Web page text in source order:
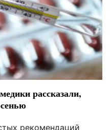
рассказали,
рекомендаций